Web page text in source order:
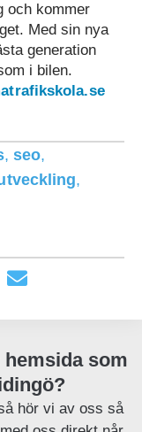
och kommer
Med sin nya
generation
i bilen.
, seo,
,
som
hör vi av oss så